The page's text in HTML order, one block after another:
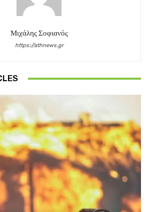
Μιχάλης Σοφιανός
https://athnews.gr